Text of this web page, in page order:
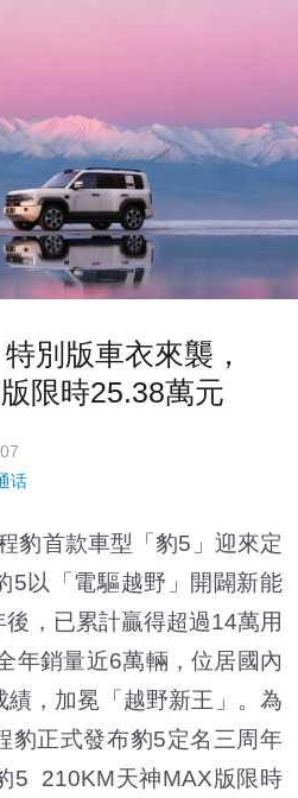
別版車衣來襲，
限時25.38萬元
豹首款車型「豹5」迎來定
5以「電驅越野」開闢新能
，已累計贏得超過14萬用
年銷量近6萬輛，位居國內
，加冕「越野新王」。為
豹正式發布豹5定名三周年
5 210KM天神MAX版限時